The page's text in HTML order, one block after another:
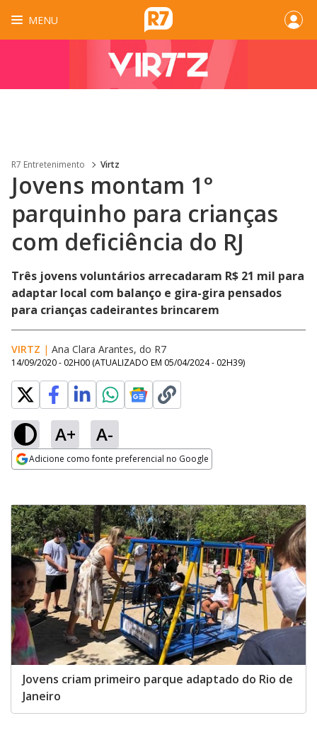
MENU
R7 Entretenimento Virtz
Jovens montam 1°
parquinho para crianças
com deficiência do RJ
Três jovens voluntários arrecadaram R$ 21 mil para
adaptar local com balanço e gira-gira pensados
para crianças cadeirantes brincarem
VIRTZ | Ana Clara Arantes, do R7
14/09/2020 - 02H00 (ATUALIZADO EM 05/04/2024 - 02H39)
A+ A-
Adicione como fonte preferencial no Google
Jovens criam primeiro parque adaptado do Rio de
Janeiro